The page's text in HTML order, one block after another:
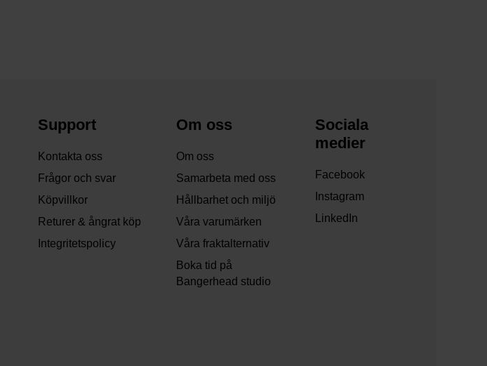
Support
Kontakta oss
Frågor och svar
Köpvillkor
Returer & ångrat köp
Integritetspolicy
Om oss
Om oss
Samarbeta med oss
Hållbarhet och miljö
Våra varumärken
Våra fraktalternativ
Boka tid på
Bangerhead studio
Sociala
medier
Facebook
Instagram
LinkedIn